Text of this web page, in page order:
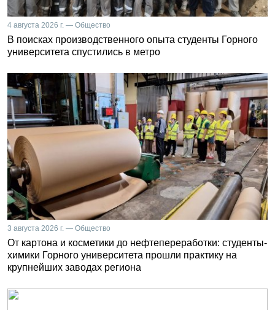
4 августа 2026 г. — Общество
В поисках производственного опыта студенты Горного
университета спустились в метро
3 августа 2026 г. — Общество
От картона и косметики до нефтепереработки: студенты-
химики Горного университета прошли практику на
крупнейших заводах региона